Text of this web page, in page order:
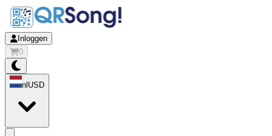
Inloggen
0
nl USD